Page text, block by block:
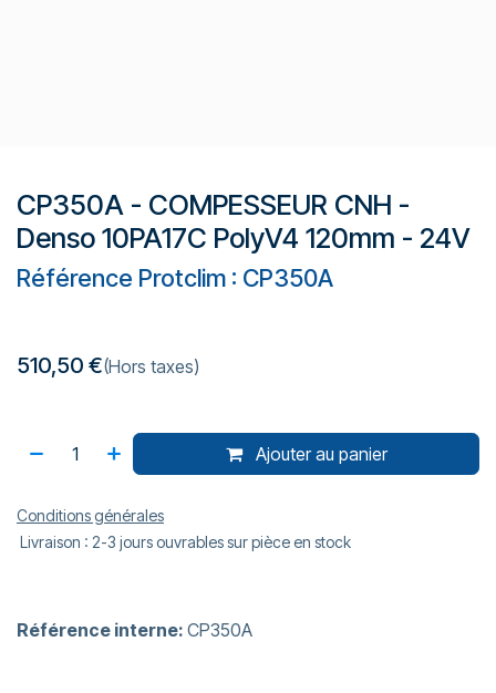
CP350A - COMPESSEUR CNH -
Denso 10PA17C PolyV4 120mm - 24V
Référence Protclim : CP350A
510,50 €(Hors taxes)
Ajouter au panier
Conditions générales
Livraison : 2-3 jours ouvrables sur pièce en stock
Référence interne: CP350A